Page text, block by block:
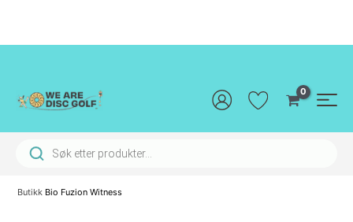
innholdet
Products search
Butikk Bio Fuzion Witness